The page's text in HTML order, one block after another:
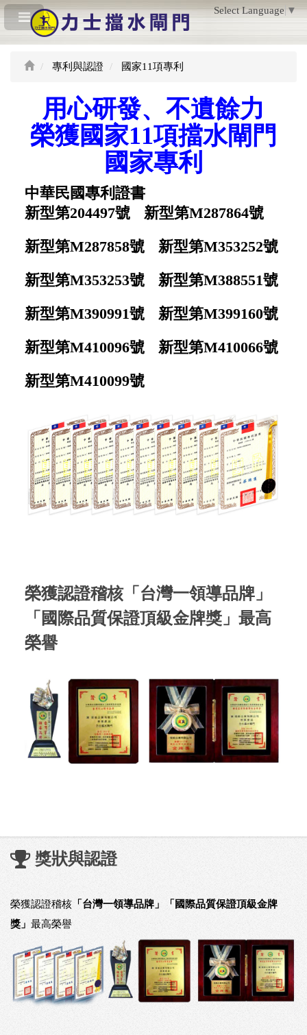
Select Language▼
專利與認證 國家11項專利
用心研發、不遺餘力
榮獲國家11項擋水閘門
國家專利
中華民國專利證書
新型第204497號
新型第M287864號
新型第M287858號
新型第M353252號
新型第M353253號
新型第M388551號
新型第M390991號
新型第M399160號
新型第M410096號
新型第M410066號
新型第M410099號
榮獲認證稽核「台灣一領導品牌」
「國際品質保證頂級金牌獎」最高
榮譽
獎狀與認證
榮獲認證稽核 「台灣一領導品牌」「國際品質保證頂級金牌
獎」 最高榮譽